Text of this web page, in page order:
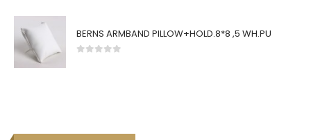
BERNS ARMBAND PILLOW+HOLD.8*8 ,5 WH.PU